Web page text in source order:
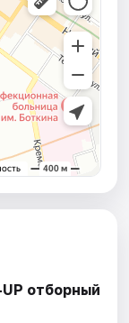
отборный